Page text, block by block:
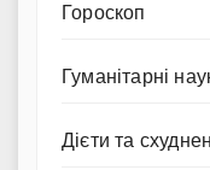
Гороскоп
Гуманітарні
Дієти та